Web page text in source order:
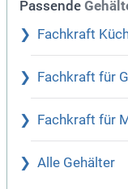
Passende
Fachkraft
Fachkraft für
Fachkraft für
Alle Gehälter